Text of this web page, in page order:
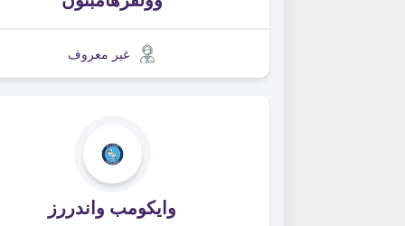
غير معروف
وايكومب واندررز